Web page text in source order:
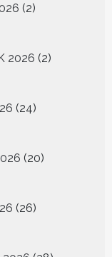
2
producten
2026 2
producten
24
producten
20
producten
26
producten